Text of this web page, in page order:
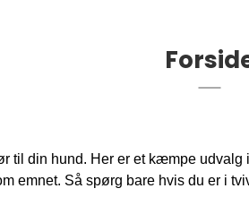
til din hund. Her er et kæmpe
emnet. Så spørg bare hvis du er i